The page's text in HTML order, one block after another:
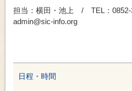
担当：横田・池上 / TEL：
admin@sic-info.org
日程・時間